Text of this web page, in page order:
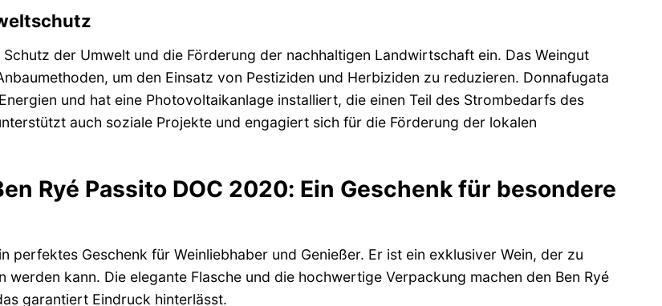
der Umwelt und die Förderung der nachhaltigen Landwirtschaft ein. Das Weingut
um den Einsatz von Pestiziden und Herbiziden zu reduzieren. Donnafugata
und hat eine Photovoltaikanlage installiert, die einen Teil des Strombedarfs des
auch soziale Projekte und engagiert sich für die Förderung der lokalen
Ryé Passito DOC 2020: Ein Geschenk für besondere
perfektes Geschenk für Weinliebhaber und Genießer. Er ist ein exklusiver Wein, der zu
werden kann. Die elegante Flasche und die hochwertige Verpackung machen den Ben Ryé
garantiert Eindruck hinterlässt.